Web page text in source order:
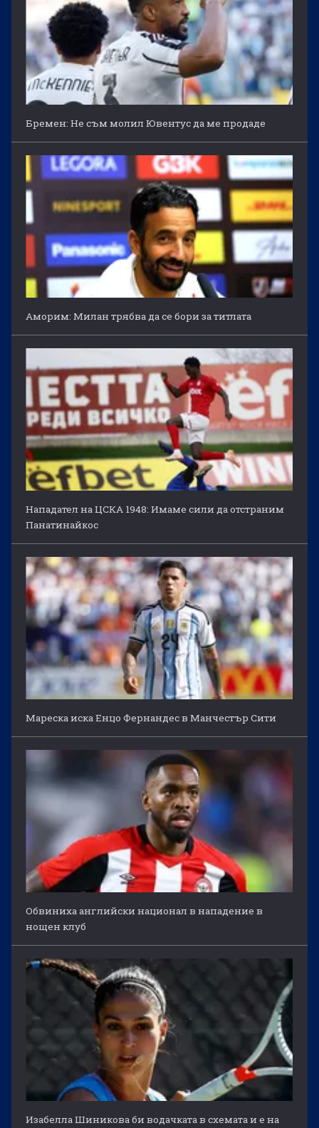
Бремен: Не съм молил Ювентус да ме продаде
Аморим: Милан трябва да се бори за титлата
Нападател на ЦСКА 1948: Имаме сили да отстраним
Панатинайкос
Мареска иска Енцо Фернандес в Манчестър Сити
Обвиниха английски национал в нападение в
нощен клуб
Изабелла Шиникова би водачката в схемата и е на